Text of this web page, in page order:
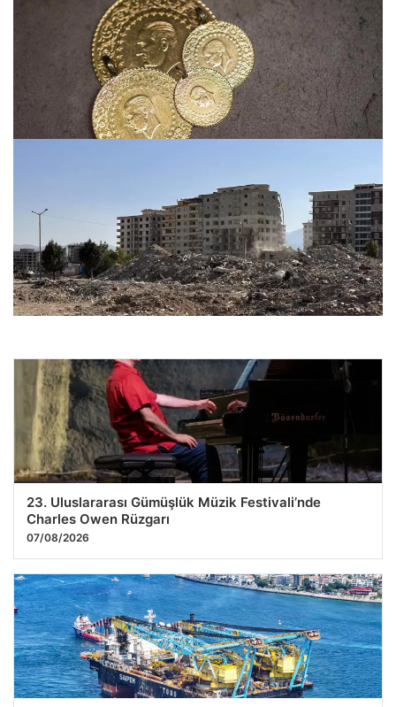
Altın fiyatları canlı 1 Nisan 2026: Altın fiyatları ne kadar
oldu? Gram, çeyrek, yarım ve cumhuriyet altını alış satış
fiyatları
27.07.2026 09:21
Ebrar Sitesi G Blok davasında gerekçeli karar açıklandı
26.07.2026 10:20
23. Uluslararası Gümüşlük Müzik Festivali’nde
Charles Owen Rüzgarı
07/08/2026